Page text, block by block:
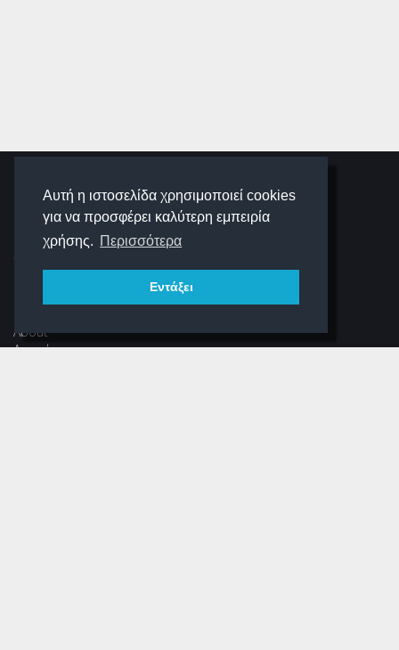
Αυτή η ιστοσελίδα χρησιμοποιεί cookies
για να προσφέρει καλύτερη εμπειρία
χρήσης. Περισσότερα
Εντάξει
SCHOOLIGANS
SCHOOLWAVE
ΠΛΟΉΓΗΣΗ
About
Αρχική